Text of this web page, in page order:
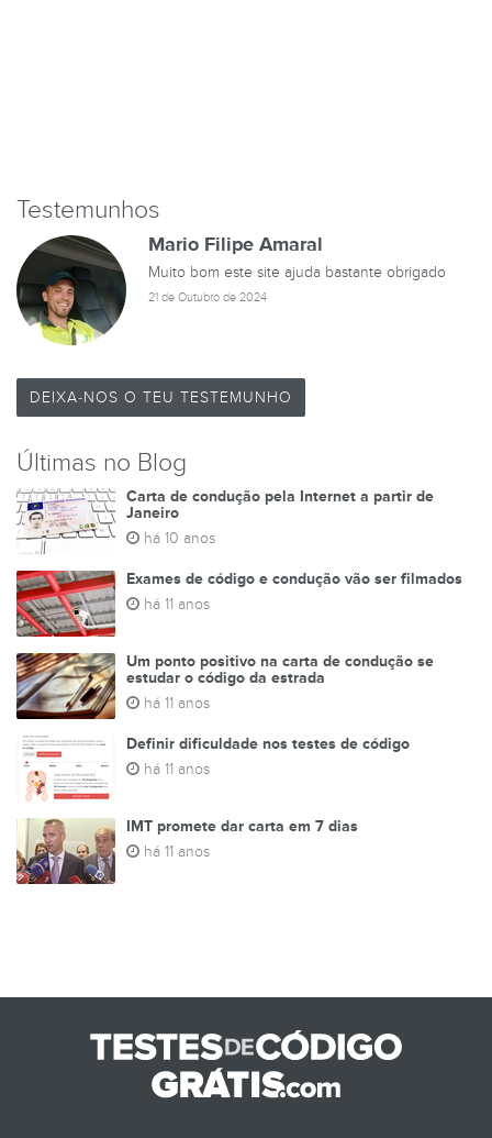
Testemunhos
Mario Filipe Amaral
Muito bom este site ajuda bastante obrigado
21 de Outubro de 2024
DEIXA-NOS O TEU TESTEMUNHO
Últimas no Blog
Carta de condução pela Internet a partir de
Janeiro
há 10 anos
Exames de código e condução vão ser filmados
há 11 anos
Um ponto positivo na carta de condução se
estudar o código da estrada
há 11 anos
Definir dificuldade nos testes de código
há 11 anos
IMT promete dar carta em 7 dias
há 11 anos